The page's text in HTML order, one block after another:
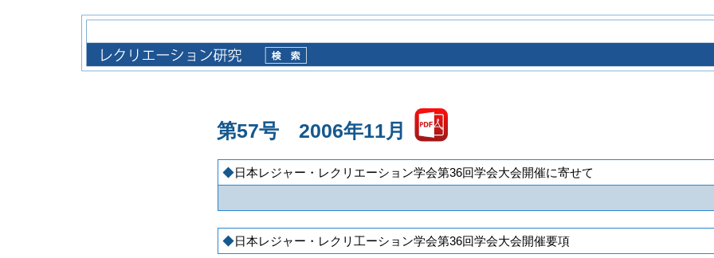
第57号 2006年11月
日本レジャー・レクリエーション学会第36回学会大会開催に寄せて
日本レジャー・レクリ工ーション学会第36回学会大会開催要項